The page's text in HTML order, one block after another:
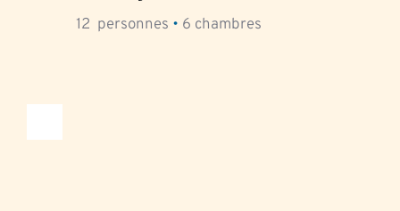
12
  personnes
• 6 chambres